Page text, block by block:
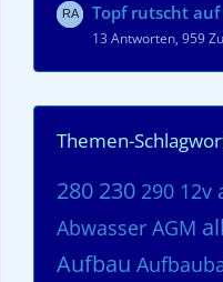
Topf rutscht
13 Antworten, 959
Themen-
280 230 290 12v
Abwasser AGM
Aufbau